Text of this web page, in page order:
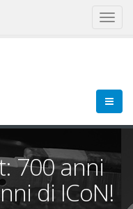
700 anni
di ICoN!